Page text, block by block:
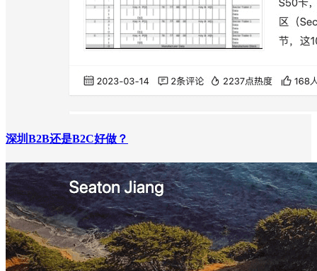
深圳B2B还是B2C好做？